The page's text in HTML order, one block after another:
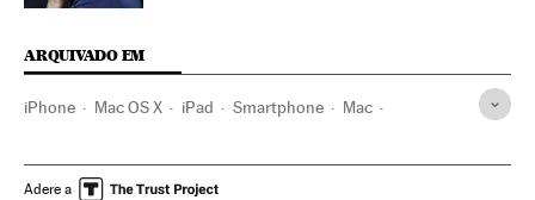
ARQUIVADO EM
iPhone Mac OS X iPad Smartphone Mac
Telefonia celular multimídia
Adere a